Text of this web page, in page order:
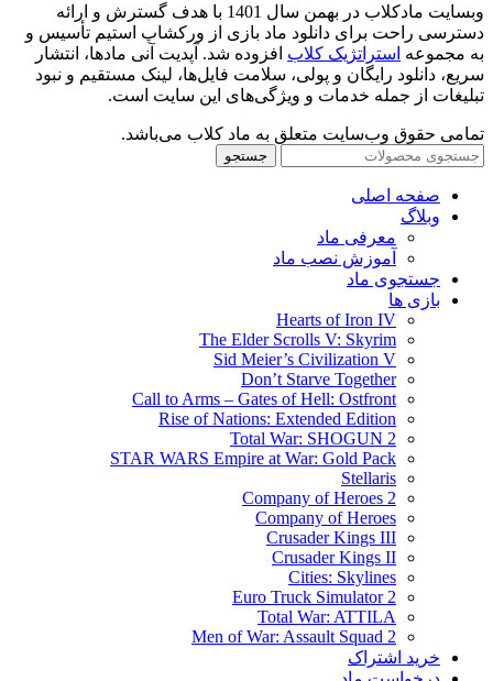
وبسایت مادکلاب در بهمن سال 1401 با هدف گسترش و ارائه
دسترسی راحت برای دانلود ماد بازی از ورکشاپ استیم تأسیس و
به مجموعه استراتژیک کلاب افزوده شد. آپدیت آنی مادها، انتشار
سریع، دانلود رایگان و پولی، سلامت فایل‌ها، لینک مستقیم و نبود
تبلیغات از جمله خدمات و ویژگی‌های این سایت است.
تمامی حقوق وب‌سایت متعلق به ماد کلاب می‌باشد.
جستجو
صفحه اصلی
وبلاگ
معرفی ماد
آموزش نصب ماد
جستجوی ماد
بازی ها
Hearts of Iron IV
The Elder Scrolls V: Skyrim
Sid Meier’s Civilization V
Don’t Starve Together
Call to Arms – Gates of Hell: Ostfront
Rise of Nations: Extended Edition
Total War: SHOGUN 2
STAR WARS Empire at War: Gold Pack
Stellaris
Company of Heroes 2
Company of Heroes
Crusader Kings III
Crusader Kings II
Cities: Skylines
Euro Truck Simulator 2
Total War: ATTILA
Men of War: Assault Squad 2
خرید اشتراک